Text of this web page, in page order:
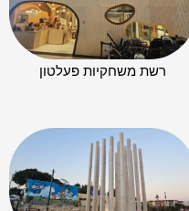
רשת משחקיות פעלטון